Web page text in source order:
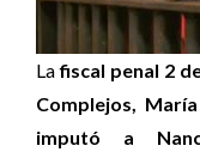
Lafiscal penal 2
Complejos,
imputó a